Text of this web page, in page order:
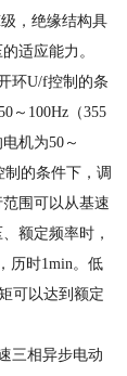
级，绝缘结构具
适应能力。
环U/f控制的条
～ 100Hz （355
机为50 ～
制的条件下，调
围可以从基速
额定频率时，
历时1min。低
可以达到额定
三相异步电动